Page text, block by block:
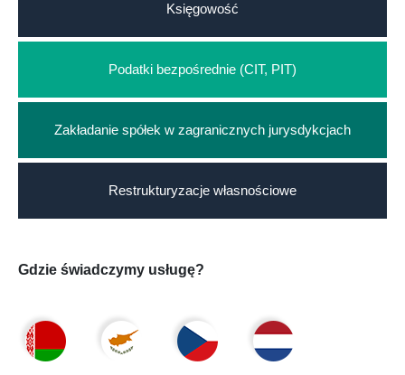
Księgowość
Podatki bezpośrednie (CIT, PIT)
Zakładanie spółek w zagranicznych jurysdykcjach
Restrukturyzacje własnościowe
Gdzie świadczymy usługę?